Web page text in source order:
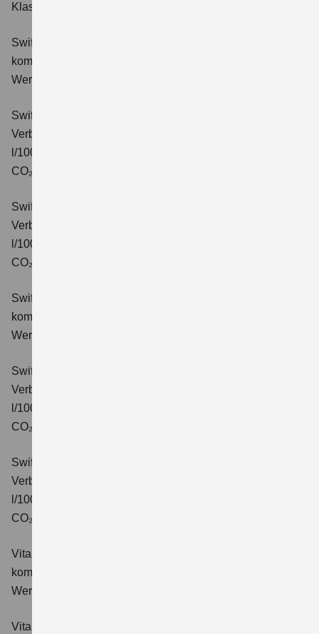
Klasse: C.
Swift 1.2 DUALJET HYBRID Comfort
kombinierter Energieverbrauch 4,4 l/100km; kombinierter
Wert der CO₂-Emission: 99 g/km; CO₂-Klasse: C.
Swift 1.2 DUALJET HYBRID CVT Comfort
Verbrauchswerte: kombinierter Energieverbrauch 4,7
l/100km; kombinierter Wert der CO₂-Emission: 106 g/km;
CO₂-Klasse: C.
Swift 1.2 DUALJET HYBRID ALLGRIP Comfort
Verbrauchswerte: kombinierter Energieverbrauch 4,9
l/100km; kombinierter Wert der CO₂-Emission: 110 g/km;
CO₂-Klasse: C.
Swift 1.2 DUALJET HYBRID Comfort+
kombinierter Energieverbrauch 4,4 l/100km; kombinierter
Wert der CO₂-Emission: 99 g/km; CO₂-Klasse: C.
Swift 1.2 DUALJET HYBRID CVT Comfort+
Verbrauchswerte: kombinierter Energieverbrauch 4,7
l/100km; kombinierter Wert der CO₂-Emission: 106 g/km;
CO₂-Klasse: C.
Swift 1.2 DUALJET HYBRID ALLGRIP Comfort+
Verbrauchswerte: kombinierter Energieverbrauch 4,9
l/100km; kombinierter Wert der CO₂-Emission: 110 g/km;
CO₂-Klasse: C.
Vitara 1.4 BOOSTERJET HYBRID Club
kombinierter Energieverbrauch 5,3 l/100km; kombinierter
Wert der CO₂-Emission: 119 g/km; CO₂-Klasse: D
Vitara 1.4 BOOSTERJET HYBRID